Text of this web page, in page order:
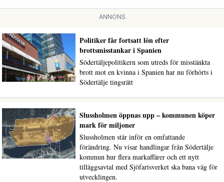
ANNONS
Politiker får fortsatt lön efter
brottsmisstankar i Spanien
Södertäljepolitikern som utreds för misstänkta
brott mot en kvinna i Spanien har nu förhörts i
Södertälje tingsrätt
Slussholmen öppnas upp – kommunen köper
mark för miljoner
Slussholmen står inför en omfattande
förändring. Nu visar handlingar från Södertälje
kommun hur flera markaffärer och ett nytt
tilläggsavtal med Sjöfartsverket ska bana väg för
utvecklingen.